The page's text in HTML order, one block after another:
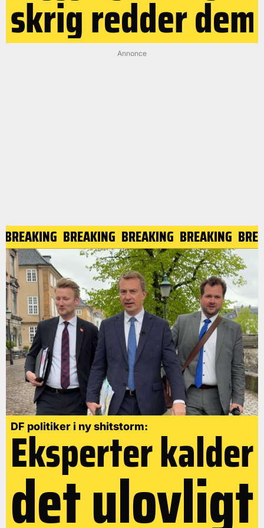
skrig redder dem
Annonce
BREAKING BREAKING BREAKING
DF politiker i ny shitstorm:
Eksperter kalder
det ulovligt